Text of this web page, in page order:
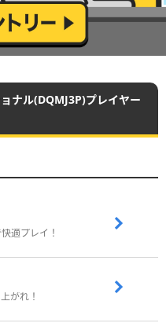
ナル(DQMJ3P)プレイヤー
適プレイ！
がれ！